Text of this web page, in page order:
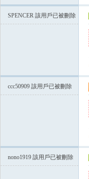
方
SPENCER 該用戶已被刪除
ccc50909 該用戶已被刪除
nono1919 該用戶已被刪除